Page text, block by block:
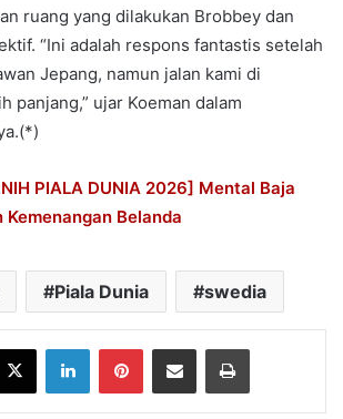
ruang yang dilakukan Brobbey dan
“Ini adalah respons fantastis setelah
Jepang, namun jalan kami di
panjang,” ujar Koeman dalam
PIALA DUNIA 2026] Mental Baja
Belanda
Piala Dunia swedia
X LinkedInPinterestShare via Email Print